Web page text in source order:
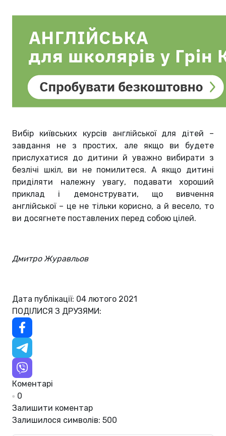
Вибір київських курсів англійської для дітей –
завдання не з простих, але якщо ви будете
прислухатися до дитини й уважно вибирати з
безлічі шкіл, ви не помилитеся. А якщо дитині
приділяти належну увагу, подавати хороший
приклад і демонструвати, що вивчення
англійської – це не тільки корисно, а й весело, то
ви досягнете поставлених перед собою цілей.
Дмитро Журавльов
Дата публікації: 04 лютого 2021
ПОДІЛИСЯ З ДРУЗЯМИ:
Коментарі
0
Залишити коментар
Залишилося символів: 500